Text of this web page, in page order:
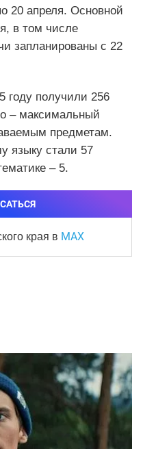
20 апреля. Основной
в том числе
запланированы с 22
году получили 256
– максимальный
предметам.
языку стали 57
– 5.
края в MAX